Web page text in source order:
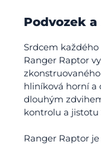
Podvozek
Srdcem
Ranger Raptor
hliníková horní a
dlouhým
kontrolu a jistotu
Ranger Raptor